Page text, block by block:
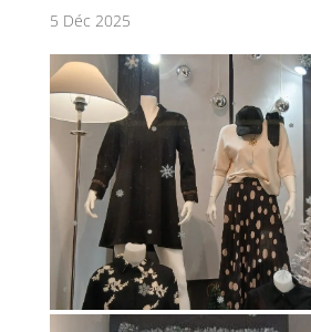
5 Déc 2025